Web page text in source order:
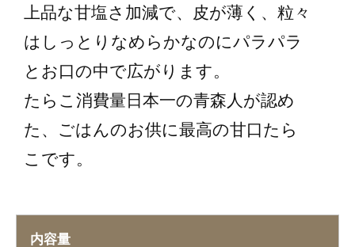
上品な甘塩さ加減で、皮が薄く、粒々
はしっとりなめらかなのにパラパラ
とお口の中で広がります。
たらこ消費量日本一の青森人が認め
た、ごはんのお供に最高の甘口たら
こです。
内容量